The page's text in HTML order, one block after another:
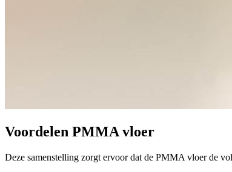
Voordelen PMMA vloer
Deze samenstelling zorgt ervoor dat de PMMA vloer de